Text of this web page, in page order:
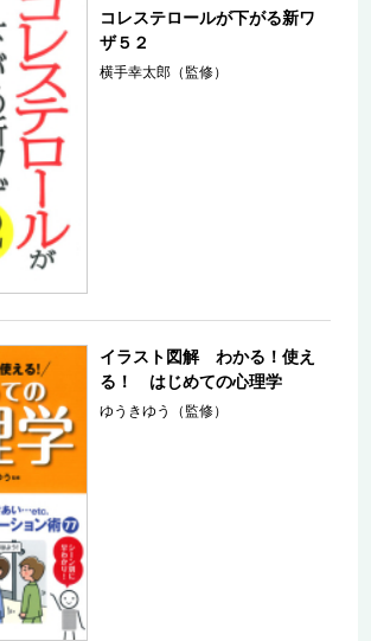
コレステロールが下がる新ワ
ザ５２
横手幸太郎（監修）
イラスト図解 わかる！使え
る！ はじめての心理学
ゆうきゆう（監修）